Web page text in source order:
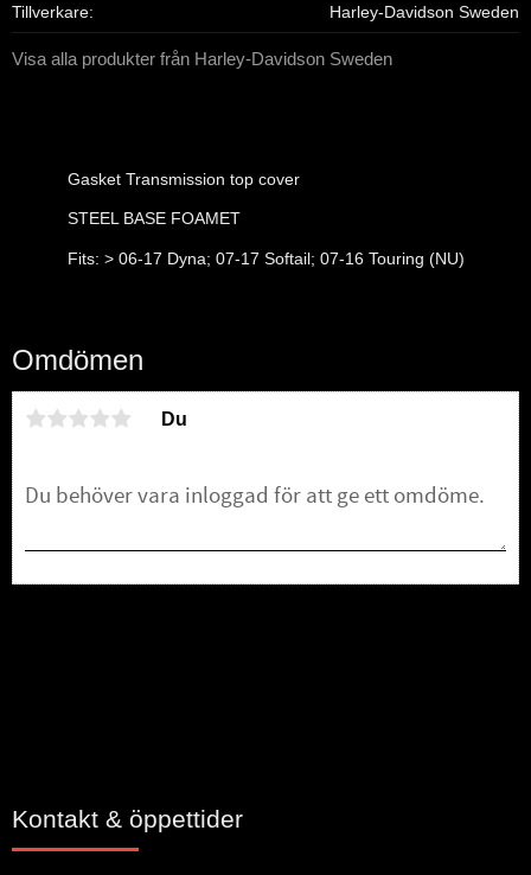
Tillverkare Harley-Davidson Sweden
Visa alla produkter från Harley-Davidson Sweden
Gasket Transmission top cover
STEEL BASE FOAMET
Fits: > 06-17 Dyna; 07-17 Softail; 07-16 Touring (NU)
Omdömen
Du
Kontakt & öppettider